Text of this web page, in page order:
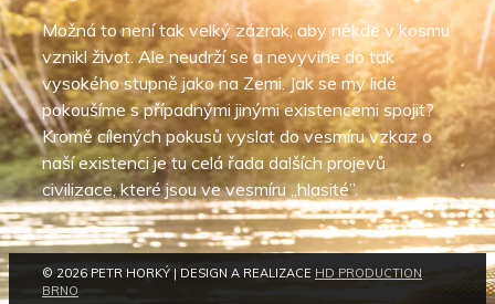
Možná to není tak velký zázrak, aby někde v kosmu
vznikl život. Ale neudrží se a nevyvine do tak
vysokého stupně jako na Zemi. Jak se my lidé
pokoušíme s případnými jinými existencemi spojit?
Kromě cílených pokusů vyslat do vesmíru vzkaz o
naší existenci je tu celá řada dalších projevů
civilizace, které jsou ve vesmíru „hlasité”.
© 2026 PETR HORKÝ | DESIGN A REALIZACE HD PRODUCTION
BRNO